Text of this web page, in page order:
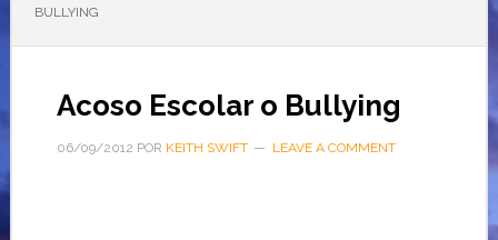
BULLYING
Acoso Escolar o Bullying
06/09/2012 POR KEITH SWIFT LEAVE A COMMENT